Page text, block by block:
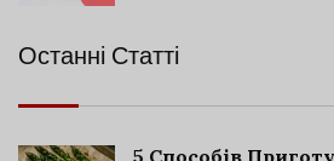
Останні Статті